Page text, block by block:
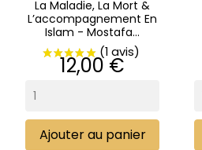
La Maladie, La Mort &
L’accompagnement En
Islam - Mostafa...
Prix
12,00 €
Ajouter au panier